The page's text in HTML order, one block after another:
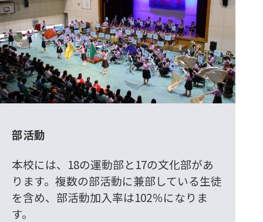
部活動
本校には、18の運動部と17の文化部があ
ります。複数の部活動に兼部している生徒
を含め、部活動加入率は102％になりま
す。